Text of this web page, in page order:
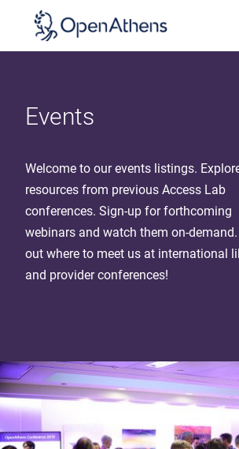
Events
Welcome to our events listings.
resources from previous Access Lab
conferences. Sign-up for forthcoming
webinars and watch them on-
out where to meet us at international
and provider conferences!